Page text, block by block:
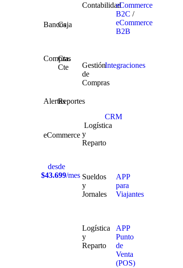
Bancos
Caja
Compras
Cta.
Cte
AlertasReportes
eCommerce
desde
$43.699/mes
ContabilidadeCommerce
B2C /
eCommerce
B2B
Gestión
de
Compras
Integraciones
Logística
y
Reparto
CRM
Sueldos
y
Jornales
APP
para
Viajantes
Logística
y
Reparto
APP
Punto
de
Venta
(POS)